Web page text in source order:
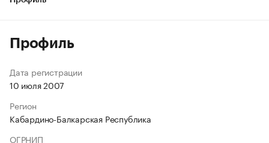
Профиль
Дата регистрации
10 июля 2007
Регион
Кабардино-Балкарская Республика
ОГРНИП